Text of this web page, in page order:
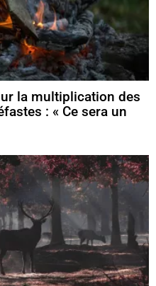
la multiplication des
: « Ce sera un